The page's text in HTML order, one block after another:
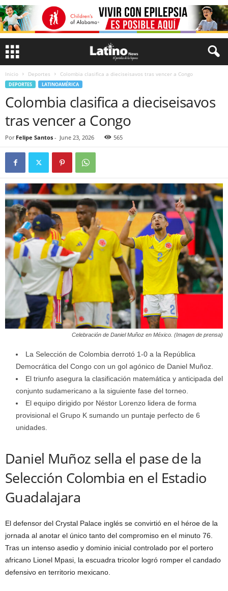
Inicio Deportes Colombia clasifica a dieciseisavos tras vencer a Congo
DEPORTES LATINOAMÉRICA
Colombia clasifica a dieciseisavos
tras vencer a Congo
Por Felipe Santos - June 23, 2026 565
Celebración de Daniel Muñoz en México. (Imagen de prensa)
La Selección de Colombia derrotó 1-0 a la República
Democrática del Congo con un gol agónico de Daniel Muñoz.
El triunfo asegura la clasificación matemática y anticipada del
conjunto sudamericano a la siguiente fase del torneo.
El equipo dirigido por Néstor Lorenzo lidera de forma
provisional el Grupo K sumando un puntaje perfecto de 6
unidades.
Daniel Muñoz sella el pase de la
Selección Colombia en el Estadio
Guadalajara
El defensor del Crystal Palace inglés se convirtió en el héroe de la
jornada al anotar el único tanto del compromiso en el minuto 76.
Tras un intenso asedio y dominio inicial controlado por el portero
africano Lionel Mpasi, la escuadra tricolor logró romper el candado
defensivo en territorio mexicano.